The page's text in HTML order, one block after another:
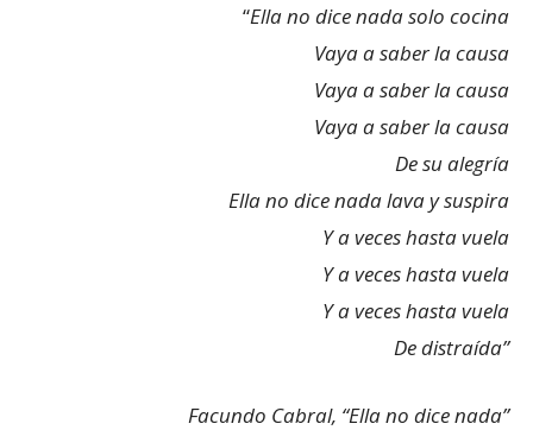
“Ella no dice nada solo cocina
Vaya a saber la causa
Vaya a saber la causa
Vaya a saber la causa
De su alegría
Ella no dice nada lava y suspira
Y a veces hasta vuela
Y a veces hasta vuela
Y a veces hasta vuela
De distraída”
Facundo Cabral, “Ella no dice nada”